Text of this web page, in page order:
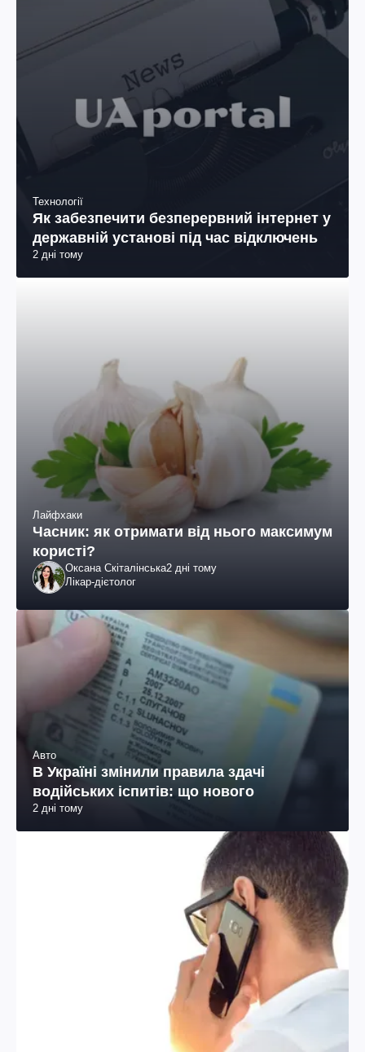
Технології
Як забезпечити безперервний інтернет у
державній установі під час відключень
2 дні тому
Лайфхаки
Часник: як отримати від нього максимум
користі?
Оксана Скіталінська2 дні тому
Лікар-дієтолог
Авто
В Україні змінили правила здачі
водійських іспитів: що нового
2 дні тому